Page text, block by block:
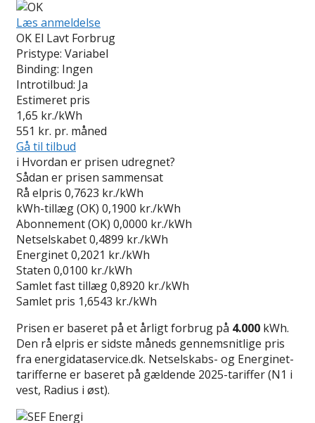
Læs anmeldelse
OK El Lavt Forbrug
Pristype: Variabel
Binding: Ingen
Introtilbud: Ja
Estimeret pris
1,65 kr./kWh
551 kr. pr. måned
Gå til tilbud
i Hvordan er prisen udregnet?
Sådan er prisen sammensat
Rå elpris 0,7623 kr./kWh
kWh-tillæg (OK) 0,1900 kr./kWh
Abonnement (OK) 0,0000 kr./kWh
Netselskabet0,4899 kr./kWh
Energinet0,2021 kr./kWh
Staten 0,0100 kr./kWh
Samlet fast tillæg0,8920 kr./kWh
Samlet pris 1,6543 kr./kWh
Prisen er baseret på et årligt forbrug på 4.000 kWh.
Den rå elpris er sidste måneds gennemsnitlige pris
fra energidataservice.dk. Netselskabs- og Energinet-
tarifferne er baseret på gældende 2025-tariffer (N1 i
vest, Radius i øst).